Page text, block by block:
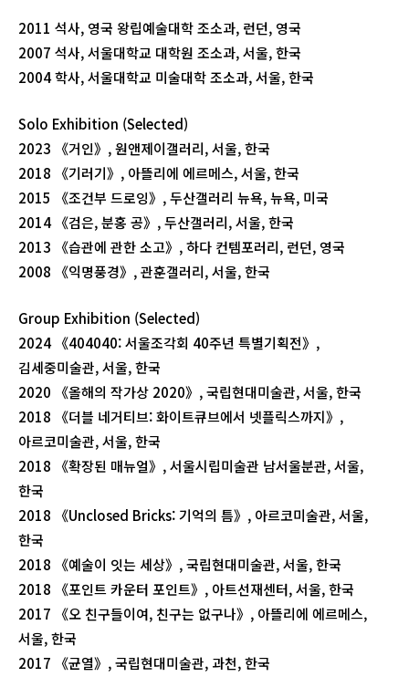
2011 석사, 영국 왕립예술대학 조소과, 런던, 영국
2007 석사, 서울대학교 대학원 조소과, 서울, 한국
2004 학사, 서울대학교 미술대학 조소과, 서울, 한국
Solo Exhibition (Selected)
2023 《거인》, 원앤제이갤러리, 서울, 한국
2018 《기러기》, 아뜰리에 에르메스, 서울, 한국
2015 《조건부 드로잉》, 두산갤러리 뉴욕, 뉴욕, 미국
2014 《검은, 분홍 공》, 두산갤러리, 서울, 한국
2013 《습관에 관한 소고》, 하다 컨템포러리, 런던, 영국
2008 《익명풍경》, 관훈갤러리, 서울, 한국
Group Exhibition (Selected)
2024 《404040: 서울조각회 40주년 특별기획전》,
김세중미술관, 서울, 한국
2020 《올해의 작가상 2020》, 국립현대미술관, 서울, 한국
2018 《더블 네거티브: 화이트큐브에서 넷플릭스까지》,
아르코미술관, 서울, 한국
2018 《확장된 매뉴얼》, 서울시립미술관 남서울분관, 서울,
한국
2018 《Unclosed Bricks: 기억의 틈》, 아르코미술관, 서울,
한국
2018 《예술이 잇는 세상》, 국립현대미술관, 서울, 한국
2018 《포인트 카운터 포인트》, 아트선재센터, 서울, 한국
2017 《오 친구들이여, 친구는 없구나》, 아뜰리에 에르메스,
서울, 한국
2017 《균열》, 국립현대미술관, 과천, 한국